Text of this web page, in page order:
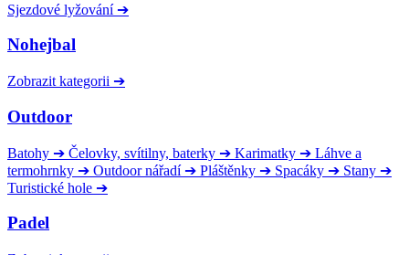
Sjezdové lyžování ➔
Nohejbal
Zobrazit kategorii ➔
Outdoor
Batohy ➔ Čelovky, svítilny, baterky ➔ Karimatky ➔ Láhve a
termohrnky ➔ Outdoor nářadí ➔ Pláštěnky ➔ Spacáky ➔ Stany ➔
Turistické hole ➔
Padel